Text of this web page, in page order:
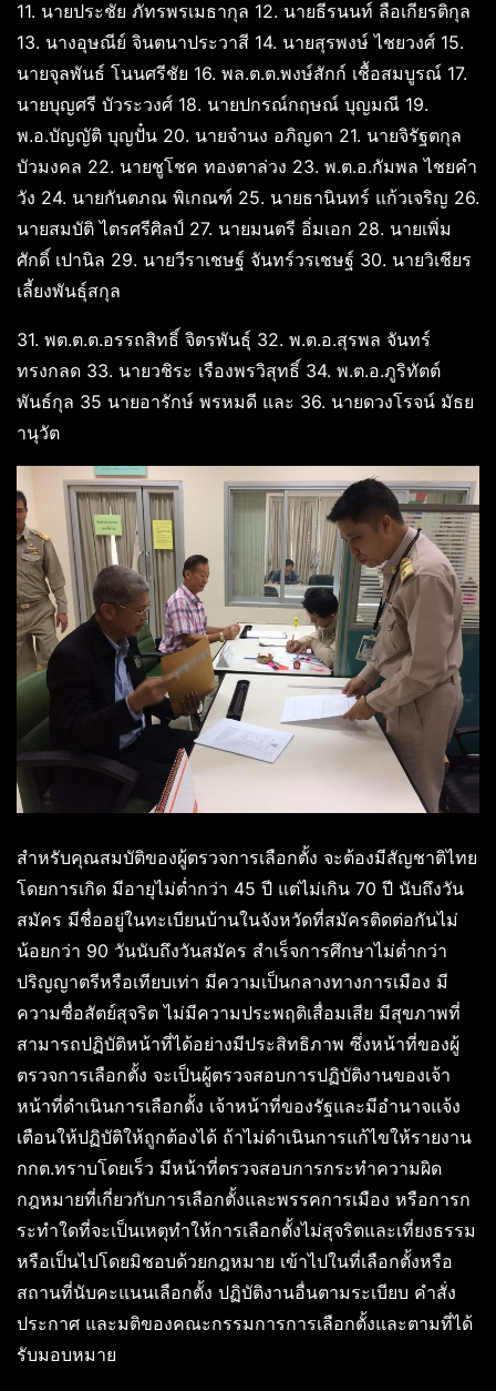
11. นายประชัย ภัทรพรเมธากุล 12. นายธีรนนท์ ลือเกียรติกุล
13. นางอุษณีย์ จินตนาประวาสี 14. นายสุรพงษ์ ไชยวงศ์ 15.
นายจุลพันธ์ โนนศรีชัย 16. พล.ต.ต.พงษ์สักก์ เชื้อสมบูรณ์ 17.
นายบุญศรี บัวระวงศ์ 18. นายปกรณ์กฤษณ์ บุญมณี 19.
พ.อ.บัญญัติ บุญปั๋น 20. นายจำนง อภิญดา 21. นายจิรัฐตกุล
บัวมงคล 22. นายชูโชค ทองตาล่วง 23. พ.ต.อ.กัมพล ไชยคำ
วัง 24. นายกันตภณ พิเกณฑ์ 25. นายธานินทร์ แก้วเจริญ 26.
นายสมบัติ ไตรศรีศิลป์ 27. นายมนตรี อิ่มเอก 28. นายเพิ่ม
ศักดิ์ เปานิล 29. นายวีราเชษฐ์ จันทร์วรเชษฐ์ 30. นายวิเชียร
เลี้ยงพันธุ์สกุล
31. พต.ต.ต.อรรถสิทธิ์ จิตรพันธุ์ 32. พ.ต.อ.สุรพล จันทร์
ทรงกลด 33. นายวชิระ เรืองพรวิสุทธิ์ 34. พ.ต.อ.ภูริทัตต์
พันธ์กุล 35 นายอารักษ์ พรหมดี และ 36. นายดวงโรจน์ มัธย
านุวัต
สำหรับคุณสมบัติของผู้ตรวจการเลือกตั้ง จะต้องมีสัญชาติไทย
โดยการเกิด มีอายุไม่ต่ำกว่า 45 ปี แต่ไม่เกิน 70 ปี นับถึงวัน
สมัคร มีชื่ออยู่ในทะเบียนบ้านในจังหวัดที่สมัครติดต่อกันไม่
น้อยกว่า 90 วันนับถึงวันสมัคร สำเร็จการศึกษาไม่ต่ำกว่า
ปริญญาตรีหรือเทียบเท่า มีความเป็นกลางทางการเมือง มี
ความซื่อสัตย์สุจริต ไม่มีความประพฤติเสื่อมเสีย มีสุขภาพที่
สามารถปฏิบัติหน้าที่ได้อย่างมีประสิทธิภาพ ซึ่งหน้าที่ของผู้
ตรวจการเลือกตั้ง จะเป็นผู้ตรวจสอบการปฏิบัติงานของเจ้า
หน้าที่ดำเนินการเลือกตั้ง เจ้าหน้าที่ของรัฐและมีอำนาจแจ้ง
เตือนให้ปฏิบัติให้ถูกต้องได้ ถ้าไม่ดำเนินการแก้ไขให้รายงาน
กกต.ทราบโดยเร็ว มีหน้าที่ตรวจสอบการกระทำความผิด
กฎหมายที่เกี่ยวกับการเลือกตั้งและพรรคการเมือง หรือการก
ระทำใดที่จะเป็นเหตุทำให้การเลือกตั้งไม่สุจริตและเที่ยงธรรม
หรือเป็นไปโดยมิชอบด้วยกฎหมาย เข้าไปในที่เลือกตั้งหรือ
สถานที่นับคะแนนเลือกตั้ง ปฏิบัติงานอื่นตามระเบียบ คำสั่ง
ประกาศ และมติของคณะกรรมการการเลือกตั้งและตามที่ได้
รับมอบหมาย